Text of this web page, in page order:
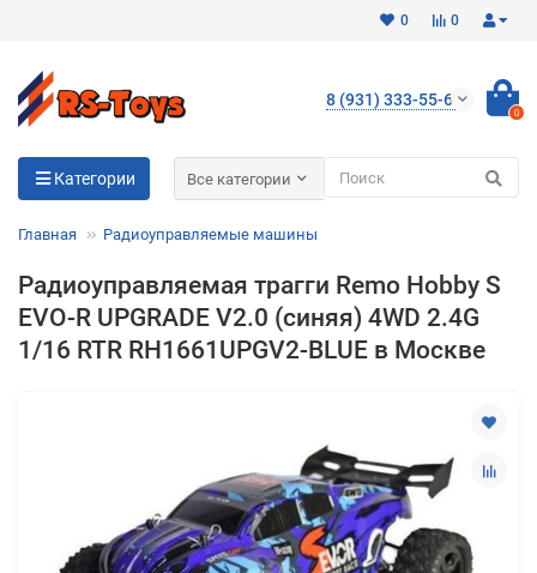
0
0
8 (931) 333-55-65
0
Категории Все категории
Главная Радиоуправляемые машины
Радиоуправляемая трагги Remo Hobby S
EVO-R UPGRADE V2.0 (синяя) 4WD 2.4G
1/16 RTR RH1661UPGV2-BLUE в Москве
Разбейте
без переплат